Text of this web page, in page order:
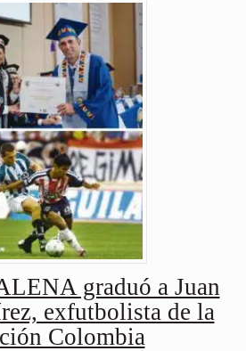
graduó a Juan
exfutbolista de la
Colombia